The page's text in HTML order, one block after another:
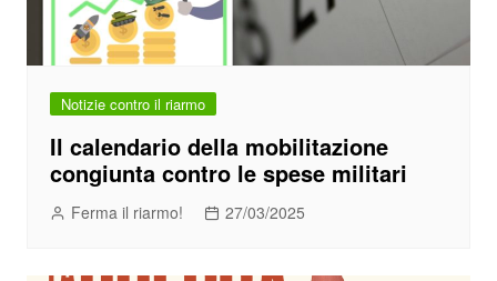
Notizie contro il riarmo
Il calendario della mobilitazione
congiunta contro le spese militari
Ferma il riarmo! 27/03/2025